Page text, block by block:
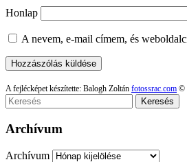
Honlap
A nevem, e-mail címem, és
A fejlécképet készítette: Balogh Zoltán fotossrac.com ©
Keresés
Archívum
Archívum